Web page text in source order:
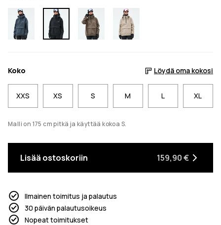
Koko Löydä oma kokosi
XXS XS S M L XL
Malli on 175 cm pitkä ja käyttää kokoa S.
Lisää ostoskoriin 159,90 €
Ilmainen toimitus ja palautus
30 päivän palautusoikeus
Nopeat toimitukset